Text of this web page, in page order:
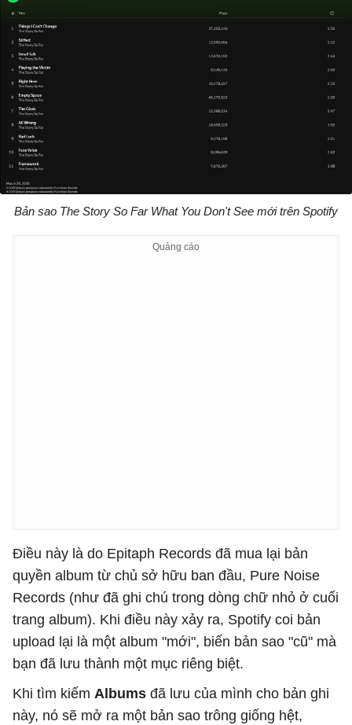
Bản sao The Story So Far What You Don't See mới trên Spotify
Điều này là do Epitaph Records đã mua lại bản
quyền album từ chủ sở hữu ban đầu, Pure Noise
Records (như đã ghi chú trong dòng chữ nhỏ ở cuối
trang album). Khi điều này xảy ra, Spotify coi bản
upload lại là một album "mới", biến bản sao "cũ" mà
bạn đã lưu thành một mục riêng biệt.
Khi tìm kiếm Albums đã lưu của mình cho bản ghi
này, nó sẽ mở ra một bản sao trông giống hệt,